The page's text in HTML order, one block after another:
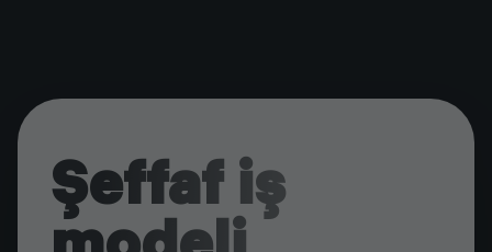
Şeffaf iş